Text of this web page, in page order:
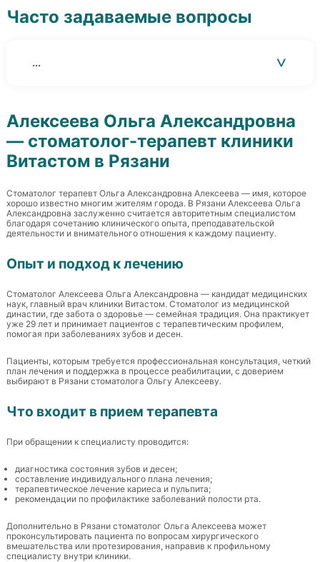
Часто задаваемые вопросы
... >
Алексеева Ольга Александровна
— стоматолог-терапевт клиники
Витастом в Рязани
Стоматолог терапевт Ольга Александровна Алексеева — имя, которое
хорошо известно многим жителям города. В Рязани Алексеева Ольга
Александровна заслуженно считается авторитетным специалистом
благодаря сочетанию клинического опыта, преподавательской
деятельности и внимательного отношения к каждому пациенту.
Опыт и подход к лечению
Стоматолог Алексеева Ольга Александровна — кандидат медицинских
наук, главный врач клиники Витастом. Стоматолог из медицинской
династии, где забота о здоровье — семейная традиция. Она практикует
уже 29 лет и принимает пациентов с терапевтическим профилем,
помогая при заболеваниях зубов и десен.
Пациенты, которым требуется профессиональная консультация, четкий
план лечения и поддержка в процессе реабилитации, с доверием
выбирают в Рязани стоматолога Ольгу Алексееву.
Что входит в прием терапевта
При обращении к специалисту проводится:
диагностика состояния зубов и десен;
составление индивидуального плана лечения;
терапевтическое лечение кариеса и пульпита;
рекомендации по профилактике заболеваний полости рта.
Дополнительно в Рязани стоматолог Ольга Алексеева может
проконсультировать пациента по вопросам хирургического
вмешательства или протезирования, направив к профильному
специалисту внутри клиники.